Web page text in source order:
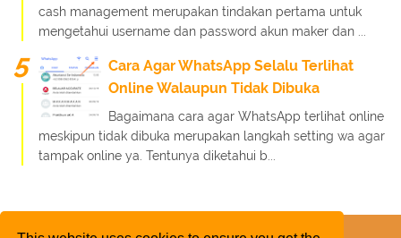
cash management merupakan tindakan pertama untuk
mengetahui username dan password akun maker dan ...
Cara Agar WhatsApp Selalu Terlihat
Online Walaupun Tidak Dibuka
Bagaimana cara agar WhatsApp terlihat online
meskipun tidak dibuka merupakan langkah setting wa agar
tampak online ya. Tentunya diketahui b...